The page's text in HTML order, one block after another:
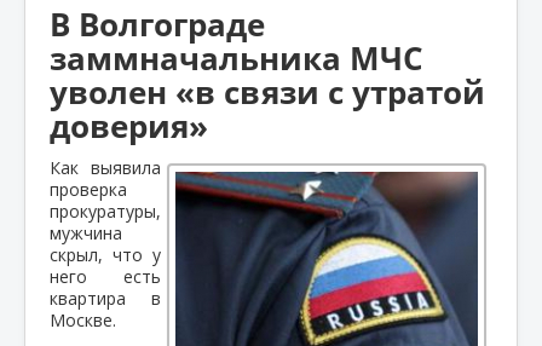
В Волгограде
заммначальника МЧС
уволен «в связи с утратой
доверия»
Как выявила
проверка
прокуратуры,
мужчина
скрыл, что у
него есть
квартира в
Москве.